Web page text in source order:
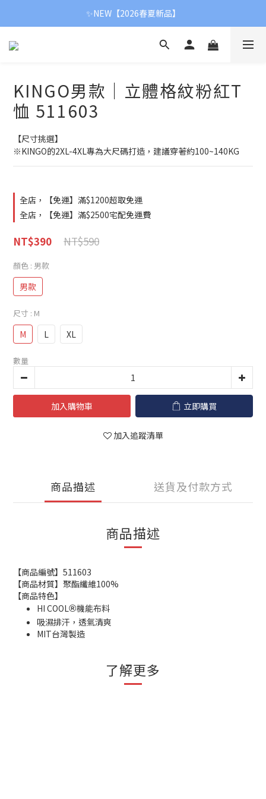
✨NEW【2026春夏新品】
✨NEW【2026春夏新品】
【新春首降】冬季全面8折
KINGO男款｜立體格紋粉紅T
恤 511603
【尺寸挑選】
※KINGO的2XL-4XL專為大尺碼打造，建議穿著約100~140KG
全店，【免運】滿$1200超取免運
全店，【免運】滿$2500宅配免運費
NT$590
NT$390
顏色 : 男款
男款
尺寸 : M
M L XL
數量
加入購物車 立即購買
加入追蹤清單
商品描述 送貨及付款方式
商品描述
【商品編號】511603
【商品材質】聚酯纖維100%
【商品特色】
HI COOL®機能布料
吸濕排汗，透氣清爽
MIT台灣製造
了解更多